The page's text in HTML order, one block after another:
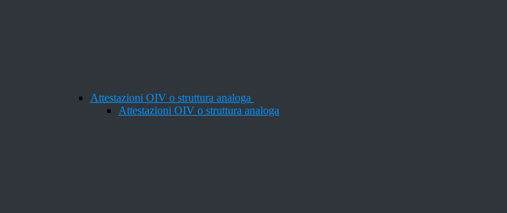
Attestazioni OIV o struttura analoga
Attestazioni OIV o struttura analoga